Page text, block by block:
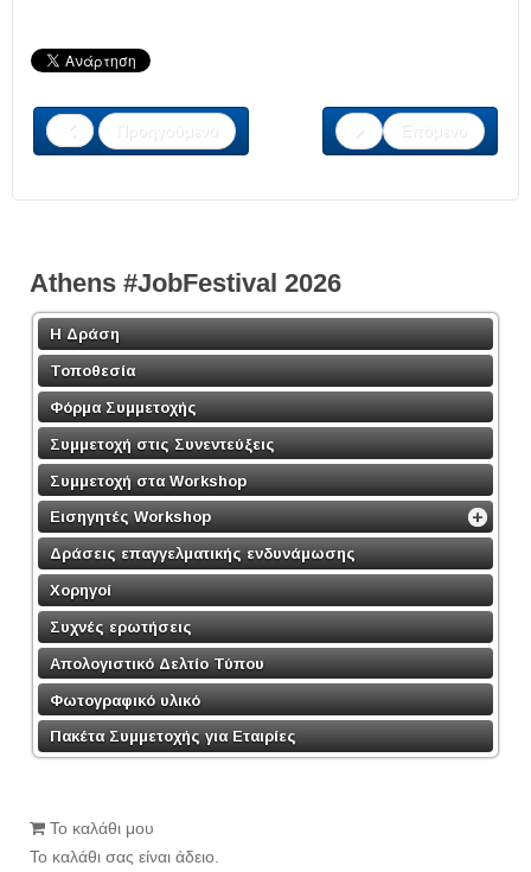
Προηγούμενο Επόμενο
Athens #JobFestival 2026
Η Δράση
Τοποθεσία
Φόρμα Συμμετοχής
Συμμετοχή στις Συνεντεύξεις
Συμμετοχή στα Workshop
Εισηγητές Workshop
Δράσεις επαγγελματικής ενδυνάμωσης
Χορηγοί
Συχνές ερωτήσεις
Απολογιστικό Δελτίο Τύπου
Φωτογραφικό υλικό
Πακέτα Συμμετοχής για Εταιρίες
Το καλάθι μου
Το καλάθι σας είναι άδειο.